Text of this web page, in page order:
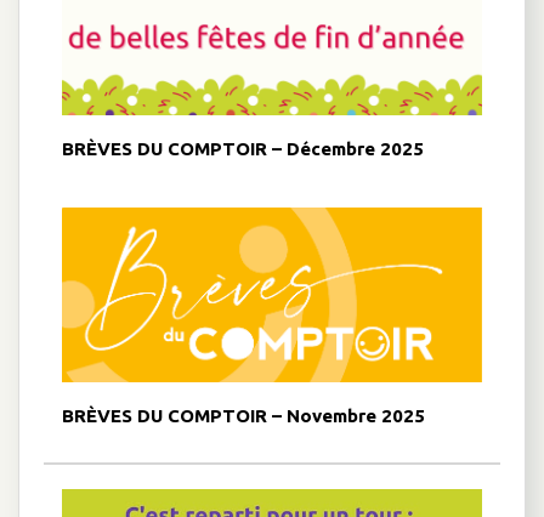
BRÈVES DU COMPTOIR – Décembre 2025
BRÈVES DU COMPTOIR – Novembre 2025